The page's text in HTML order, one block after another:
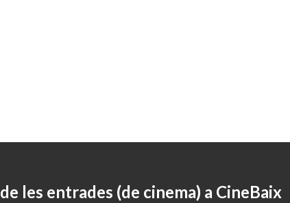
les entrades (de cinema) a CineBaix